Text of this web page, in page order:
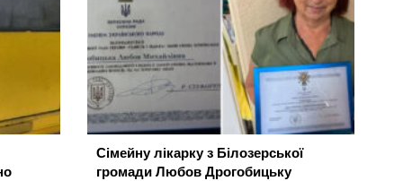
Сімейну лікарку з Білозерської
громади Любов Дрогобицьку